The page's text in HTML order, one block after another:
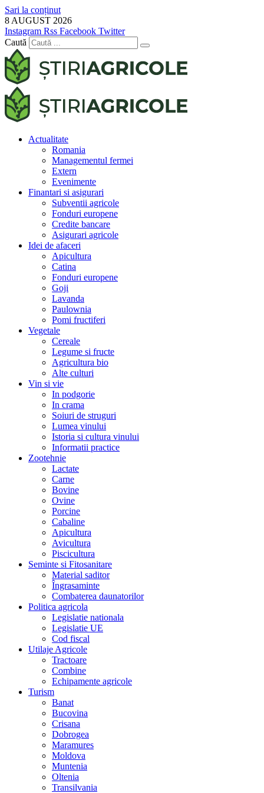
Sari la conținut
8 AUGUST 2026
Instagram Rss Facebook Twitter
Caută
Actualitate
Romania
Managementul fermei
Extern
Evenimente
Finantari si asigurari
Subventii agricole
Fonduri europene
Credite bancare
Asigurari agricole
Idei de afaceri
Apicultura
Catina
Fonduri europene
Goji
Lavanda
Paulownia
Pomi fructiferi
Vegetale
Cereale
Legume si fructe
Agricultura bio
Alte culturi
Vin si vie
In podgorie
In crama
Soiuri de struguri
Lumea vinului
Istoria si cultura vinului
Informatii practice
Zootehnie
Lactate
Carne
Bovine
Ovine
Porcine
Cabaline
Apicultura
Avicultura
Piscicultura
Seminte si Fitosanitare
Material saditor
Îngrasaminte
Combaterea daunatorilor
Politica agricola
Legislatie nationala
Legislatie UE
Cod fiscal
Utilaje Agricole
Tractoare
Combine
Echipamente agricole
Turism
Banat
Bucovina
Crisana
Dobrogea
Maramures
Moldova
Muntenia
Oltenia
Transilvania